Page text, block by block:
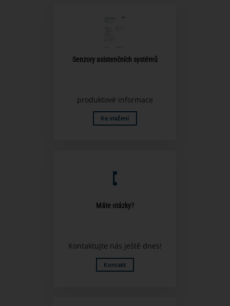
Senzory asistenčních systémů
produktové informace
Ke stažení
Máte otázky?
Kontaktujte nás ještě dnes!
Kontakt